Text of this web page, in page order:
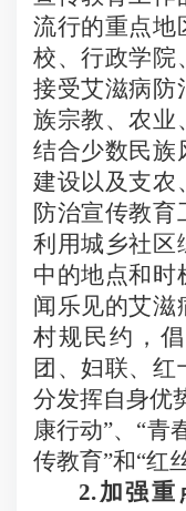
流行的重点地
校、行政学院
接受艾滋病防
族宗教、农业
结合少数民族
建设以及支农
防治宣传教
利用城乡社区
中的地点和时
闻乐见的艾滋
村规民约，
团、妇联、
分发挥自身优
康行动”、“青
传教育”和“红
2.加强重